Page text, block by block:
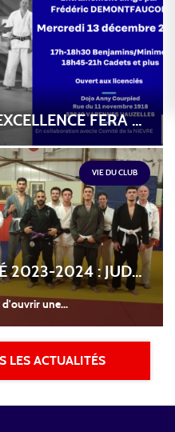
LE PROJET EXCELLENCE FERA UNE ESCALE DANS NOTRE DÉPARTEMENT LE MERCREDI 13 DÉCEMBRE 2023 AU DOJO ANNY COURPIED À VAUZELLES
VIE DU CLUB
NOUVEAUTÉ 2023-2024 : JUDO JJB
d'ouvrir une...
LES ACTUALITÉS